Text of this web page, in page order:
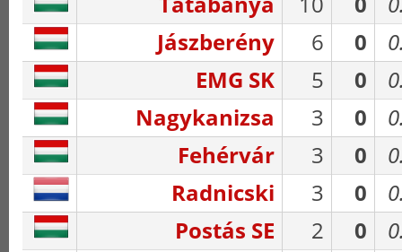
Jászberény
6 0
EMG SK
5 0
Nagykanizsa
3 0
Fehérvár
3 0
Radnicski
3 0
Postás SE
2 0